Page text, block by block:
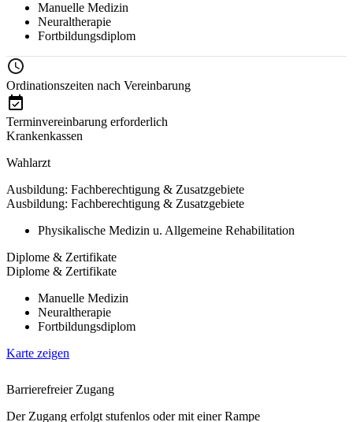
Manuelle Medizin
Neuraltherapie
Fortbildungsdiplom
Ordinationszeiten nach Vereinbarung
Terminvereinbarung erforderlich
Krankenkassen
Wahlarzt
Ausbildung: Fachberechtigung & Zusatzgebiete
Ausbildung: Fachberechtigung & Zusatzgebiete
Physikalische Medizin u. Allgemeine Rehabilitation
Diplome & Zertifikate
Diplome & Zertifikate
Manuelle Medizin
Neuraltherapie
Fortbildungsdiplom
Karte zeigen
Barrierefreier Zugang
Der Zugang erfolgt stufenlos oder mit einer Rampe